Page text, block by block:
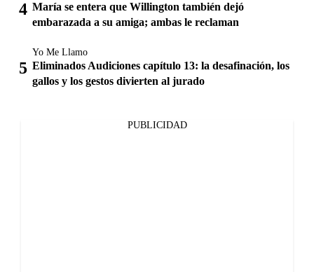
María se entera que Willington también dejó
embarazada a su amiga; ambas le reclaman
Yo Me Llamo
Eliminados Audiciones capítulo 13: la desafinación, los
gallos y los gestos divierten al jurado
PUBLICIDAD